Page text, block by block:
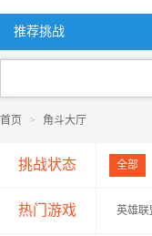
推荐挑战
首页 > 角斗大厅
挑战状态 全部
热门游戏 英雄联